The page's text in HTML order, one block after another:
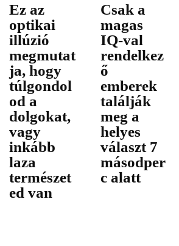
Ez az
optikai
illúzió
megmutat
ja, hogy
túlgondol
od a
dolgokat,
vagy
inkább
laza
természet
ed van
Csak a
magas
IQ-val
rendelkez
ő
emberek
találják
meg a
helyes
választ 7
másodper
c alatt